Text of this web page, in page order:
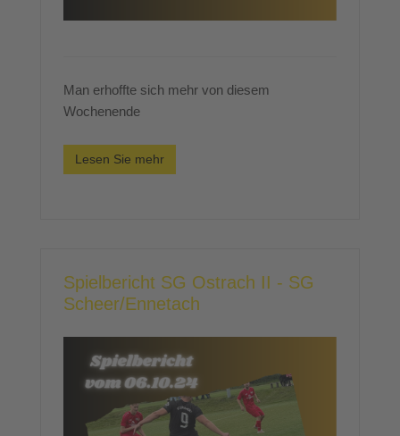
Man erhoffte sich mehr von diesem
Wochenende
Lesen Sie mehr
Spielbericht SG Ostrach II - SG
Scheer/Ennetach